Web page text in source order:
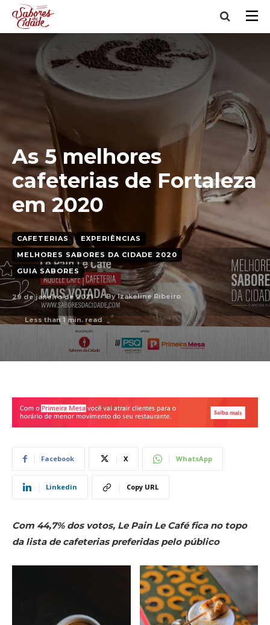
As 5 melhores
cafeterias de Fortaleza
em 2020
CAFETERIAS
EXPERIÊNCIAS
MELHORES SABORES DA CIDADE 2020
GUIA SABORES
29 de janeiro de 2021 By Izakeline Ribeiro
Less than 1min. read
Facebook X WhatsApp
Linkedin Copy URL
Com 44,7% dos votos, Le Pain Le Café fica no topo
da lista de cafeterias preferidas pelo público